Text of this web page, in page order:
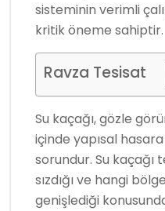
sisteminin verimli
kritik öneme sahiptir.
Ravza Tesisat
Su kaçağı, gözle
içinde yapısal
sorundur. Su kaçağı
sızdığı ve hangi
genişlediği